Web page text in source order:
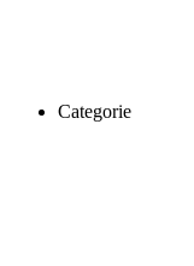
Categorie